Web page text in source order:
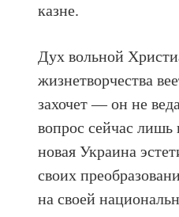
казне.
Дух вольной
жизнетворчества
захочет — он не
вопрос сейчас лишь
новая Украина
своих
на своей